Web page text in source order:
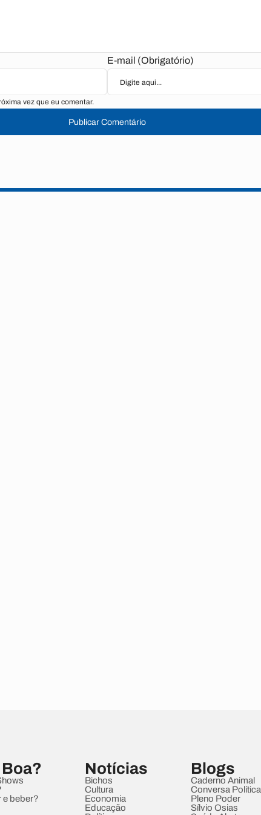
E-mail (Obrigatório)
vez que eu comentar.
Publicar Comentário
e beber?
Notícias
Bichos
Cultura
Economia
Educação
Blogs
Caderno Animal
Conversa Política
Pleno Poder
Sílvio Osias